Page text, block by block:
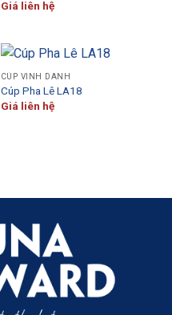
Giá liên hệ
CÚP VINH DANH
Cúp Pha Lê LA18
Giá liên hệ